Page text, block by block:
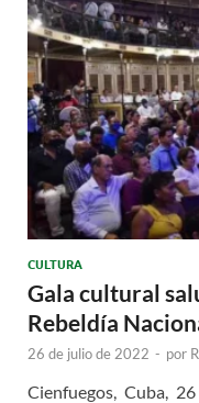
CULTURA
Gala cultural
Rebeldía
26 de julio de 2022 - por
Cienfuegos, Cuba,